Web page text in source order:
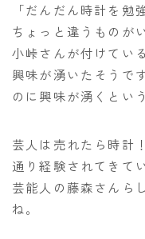
「だんだん時計を勉
ちょっと違うものが
小峠さんが付けてい
興味が湧いたそうで
のに興味が湧くとい
芸人は売れたら時計
通り経験されてきて
芸能人の藤森さんら
ね。